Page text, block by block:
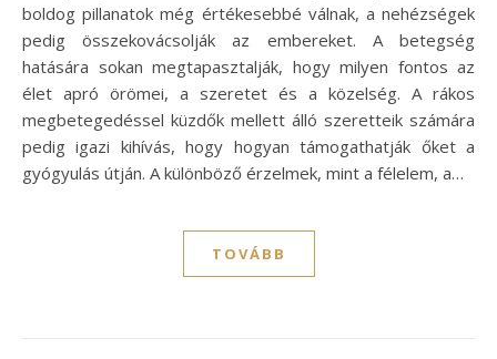
boldog pillanatok még értékesebbé válnak, a nehézségek
pedig összekovácsolják az embereket. A betegség
hatására sokan megtapasztalják, hogy milyen fontos az
élet apró örömei, a szeretet és a közelség. A rákos
megbetegedéssel küzdők mellett álló szeretteik számára
pedig igazi kihívás, hogy hogyan támogathatják őket a
gyógyulás útján. A különböző érzelmek, mint a félelem, a…
TOVÁBB